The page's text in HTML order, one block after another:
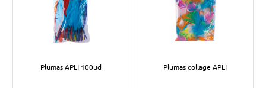
Plumas APLI 100ud Plumas collage APLI